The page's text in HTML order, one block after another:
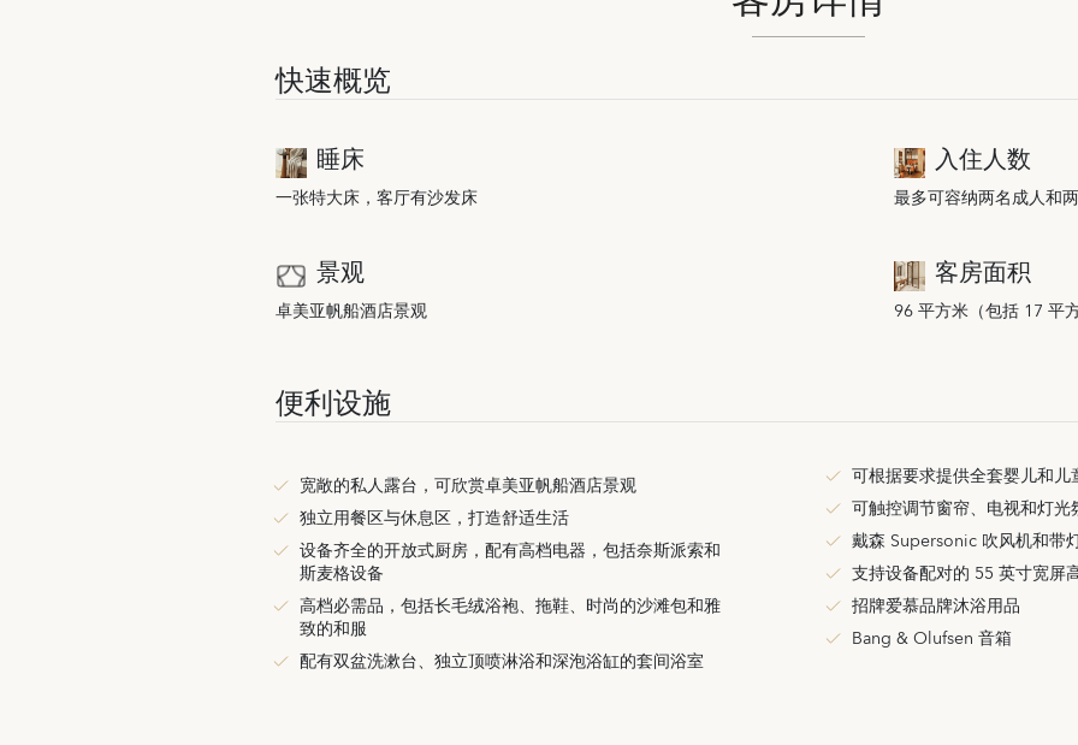
快速概览
睡床
一张特大床，客厅有沙发床
景观
卓美亚帆船酒店景观
入住人数
最多可容纳两名成人和
客房面积
96 平方米（包括 17 平
便利设施
宽敞的私人露台，可欣赏卓美亚帆船酒店景观
独立用餐区与休息区，打造舒适生活
设备齐全的开放式厨房，配有高档电器，包括奈斯派索和
斯麦格设备
高档必需品，包括长毛绒浴袍、拖鞋、时尚的沙滩包和雅
致的和服
配有双盆洗漱台、独立顶喷淋浴和深泡浴缸的套间浴室
可根据要求提供全套婴儿和儿
可触控调节窗帘、电视和灯光
戴森 Supersonic 吹风机和带
支持设备配对的 55 英寸宽屏
招牌爱慕品牌沐浴用品
Bang & Olufsen 音箱